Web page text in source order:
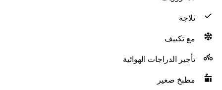
ثلاجة
مع تكييف
تأجير الدراجات الهوائية
مطبخ صغير